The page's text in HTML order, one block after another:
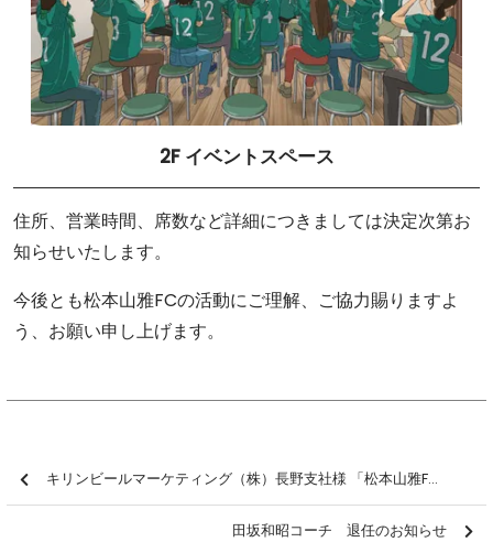
2F イベントスペース
住所、営業時間、席数など詳細につきましては決定次第お
知らせいたします。
今後とも松本山雅FCの活動にご理解、ご協力賜りますよ
う、お願い申し上げます。
キリンビールマーケティング（株）長野支社様 「松本山雅FC選手トークショー＆サイン会・握手会」開催のお知らせ
田坂和昭コーチ 退任のお知らせ